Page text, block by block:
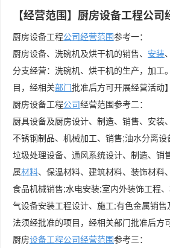
【经营范围】厨房设备工程公司
厨房设备工程公司经营范围参考一：
厨房设备、洗碗机及烘干机的销售、 安装
分支经营：洗碗机、烘干机的生产，加工
目，经相关部门批准后方可开展经营活动
厨房设备工程公司经营范围参考二：
厨具设备及厨房设计、制造、销售、安装
不锈钢制品、机械加工、销售;油水分离设
垃圾处理设备、通风系统设计、制造、销
属材料、保温材料、建筑材料、装饰材料
食品机械销售;水电安装;室内外装饰工程
气设备安装工程设计、施工;有色金属销
法须经批准的项目，经相关部门批准后方
厨房设备工程公司经营范围参考三：